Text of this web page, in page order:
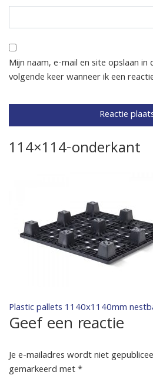
Mijn naam, e-mail en site opslaan
volgende keer wanneer ik een
114×114-onderkant
Bericht
navigatie
Plastic pallets 1140x1140mm
Geef een reactie
Je e-mailadres wordt niet
gemarkeerd met*